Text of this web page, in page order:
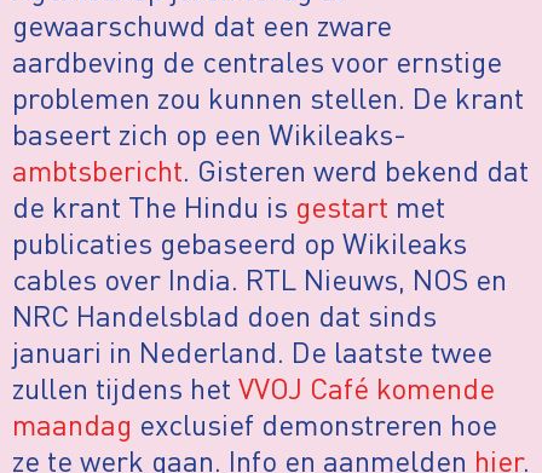
gewaarschuwd dat een zware
aardbeving de centrales voor ernstige
problemen zou kunnen stellen. De krant
baseert zich op een Wikileaks-
ambtsbericht. Gisteren werd bekend dat
de krant The Hindu is gestart met
publicaties gebaseerd op Wikileaks
cables over India. RTL Nieuws, NOS en
NRC Handelsblad doen dat sinds
januari in Nederland. De laatste twee
zullen tijdens het VVOJ Café komende
maandag exclusief demonstreren hoe
ze te werk gaan. Info en aanmelden hier.